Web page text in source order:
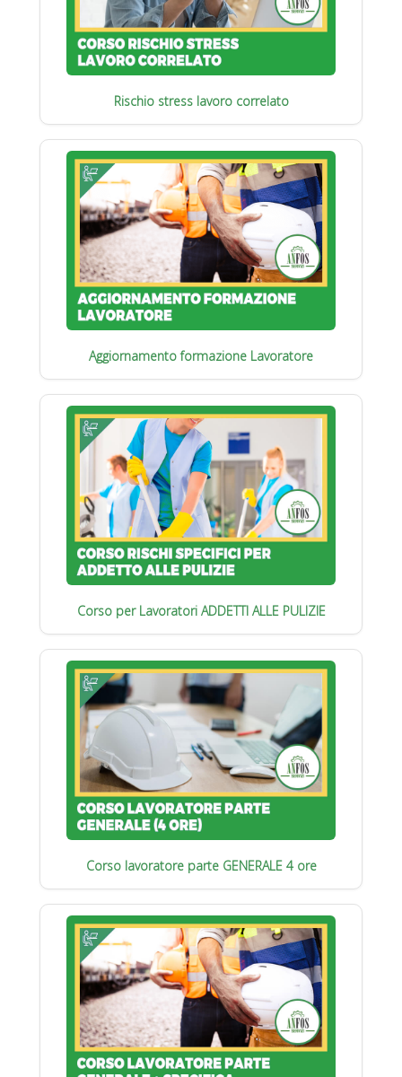
Rischio stress lavoro correlato
Aggiornamento formazione Lavoratore
Corso per Lavoratori ADDETTI ALLE PULIZIE
Corso lavoratore parte GENERALE 4 ore